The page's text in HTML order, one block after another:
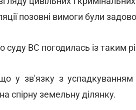
позовні вимоги були
суду ВС погодилась із таким
у зв'язку з
спірну земельну ділянку.